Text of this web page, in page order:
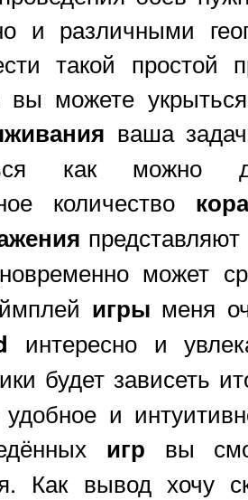
и различными
такой простой
вы можете
ваша
как можно
количество
может
игры меня
интересно и
будет зависеть
удобное и
игр вы
Как вывод хочу